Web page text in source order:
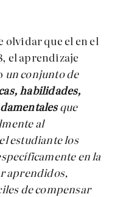
olvidar que el en el
el aprendizaje
un conjunto de
habilidades,
que
al
estudiante los
en la
aprendidos,
de compensar